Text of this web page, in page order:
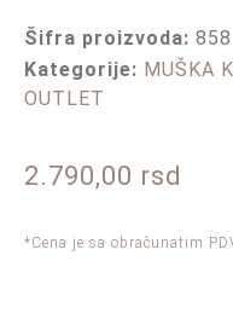
Šifra proizvoda: 858
Kategorije: MUŠKA
OUTLET
2.790,00 rsd
*Cena je sa obračunatim